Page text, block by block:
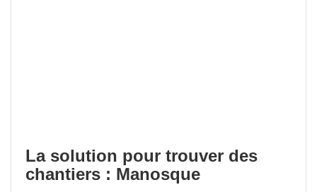
La solution pour trouver des
chantiers : Manosque